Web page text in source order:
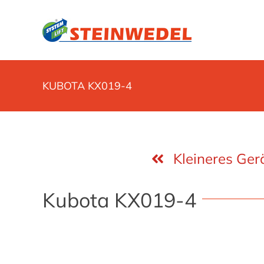
KUBOTA KX019-4
Kleineres
Kubota KX019-4